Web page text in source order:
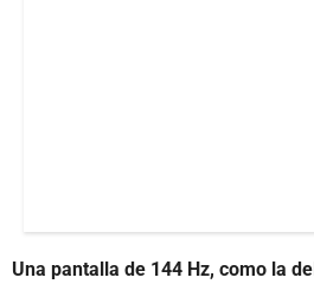
Una pantalla de 144 Hz, como la